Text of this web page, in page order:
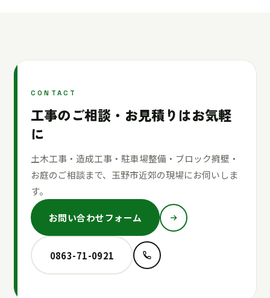
CONTACT
工事のご相談・お見積りはお気軽
に
土木工事・造成工事・駐車場整備・ブロック擁壁・
お庭のご相談まで、玉野市近郊の現場にお伺いしま
す。
お問い合わせフォーム
0863-71-0921